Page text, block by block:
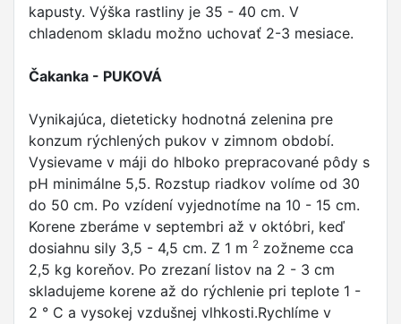
kapusty. Výška rastliny je 35 - 40 cm. V
chladenom skladu možno uchovať 2-3 mesiace.
Čakanka - PUKOVÁ
Vynikajúca, dieteticky hodnotná zelenina pre
konzum rýchlených pukov v zimnom období.
Vysievame v máji do hlboko prepracované pôdy s
pH minimálne 5,5. Rozstup riadkov volíme od 30
do 50 cm. Po vzídení vyjednotíme na 10 - 15 cm.
Korene zberáme v septembri až v októbri, keď
dosiahnu sily 3,5 - 4,5 cm. Z 1 m 2 zožneme cca
2,5 kg koreňov. Po zrezaní listov na 2 - 3 cm
skladujeme korene až do rýchlenie pri teplote 1 -
2 ° C a vysokej vzdušnej vlhkosti.Rychlíme v